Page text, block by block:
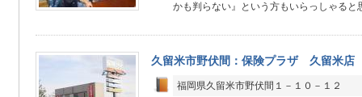
かも判らない』という方もいらっしゃると
久留米市野伏間：保険プラザ 久留米
福岡県久留米市野伏間１－１０－１２